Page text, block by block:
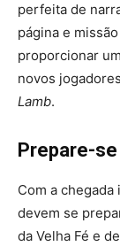
perfeita de
página e
proporcionar
novos
Lamb.
Prepare-
Com a chegada
devem se
da Velha Fé e